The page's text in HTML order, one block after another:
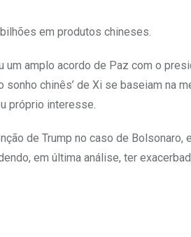
em produtos chineses.
um amplo acordo de Paz com o
sonho chinês’ de Xi se baseiam na
próprio interesse.
de Trump no caso de Bolsonaro,
em última análise, ter